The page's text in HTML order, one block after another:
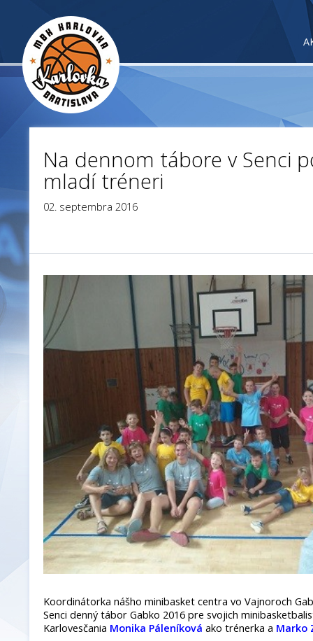
Na dennom tábore v Senci
mladí tréneri
02. septembra 2016
Koordinátorka nášho minibasket centra vo Vajnoroch
Senci denný tábor Gabko 2016 pre svojich
Karlovesčania Monika Páleníková ako trénerka a Marko